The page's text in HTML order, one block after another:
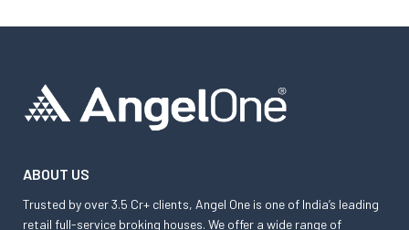
ABOUT US
Trusted by over 3.5 Cr+ clients, Angel One is one of India’s leading
retail full-service broking houses. We offer a wide range of